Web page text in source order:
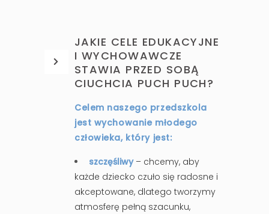
JAKIE CELE EDUKACYJNE
I WYCHOWAWCZE
STAWIA PRZED SOBĄ
CIUCHCIA PUCH PUCH?
Celem naszego przedszkola
jest wychowanie młodego
człowieka, który jest:
szczęśliwy – chcemy, aby
każde dziecko czuło się radosne i
akceptowane, dlatego tworzymy
atmosferę pełną szacunku,